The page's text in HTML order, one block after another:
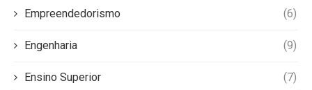
Empreendedorismo (6)
Engenharia (9)
Ensino Superior (7)